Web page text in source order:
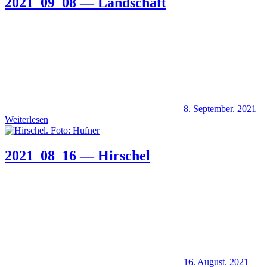
8. September. 2021
Weiterlesen
2021_08_16 — Hirschel
16. August. 2021